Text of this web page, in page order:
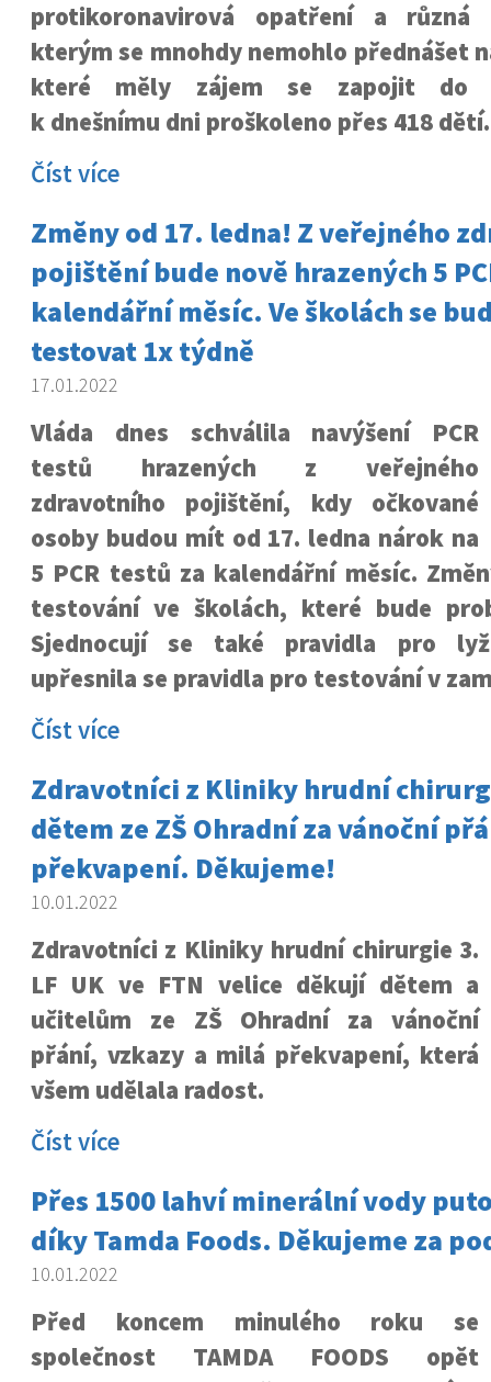
protikoronavirová opatření a různá
kterým se mnohdy nemohlo přednášet
které měly zájem se zapojit do
k dnešnímu dni proškoleno přes 418 dětí.
Číst více
Změny od 17. ledna! Z veřejného
pojištění bude nově hrazených 5
kalendářní měsíc. Ve školách se
testovat 1x týdně
17.01.2022
Vláda dnes schválila navýšení PCR
testů hrazených z veřejného
zdravotního pojištění, kdy očkované
osoby budou mít od 17. ledna nárok na
5 PCR testů za kalendářní měsíc.
testování ve školách, které bude
Sjednocují se také pravidla pro
upřesnila se pravidla pro testování v
Číst více
Zdravotníci z Kliniky hrudní
dětem ze ZŠ Ohradní za vánoční
překvapení. Děkujeme!
10.01.2022
Zdravotníci z Kliniky hrudní chirurgie 3.
LF UK ve FTN velice děkují dětem a
učitelům ze ZŠ Ohradní za vánoční
přání, vzkazy a milá překvapení, která
všem udělala radost.
Číst více
Přes 1500 lahví minerální vody
díky Tamda Foods. Děkujeme za
10.01.2022
Před koncem minulého roku se
společnost TAMDA FOODS opět